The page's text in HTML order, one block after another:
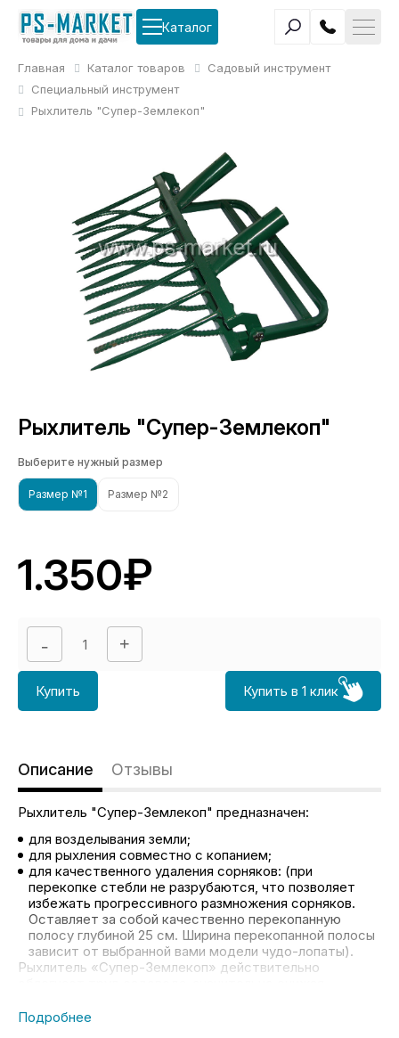
Каталог
Главная Каталог товаров
Садовый инструмент
Специальный инструмент
Рыхлитель "Супер-Землекоп"
Рыхлитель "Супер-Землекоп"
Выберите нужный размер
Размер №1 Размер №2
1.350₽
Купить Купить в 1 клик
Описание Отзывы
Рыхлитель "Супер-Землекоп" предназначен:
для возделывания земли;
для рыхления совместно с копанием;
для качественного удаления сорняков: (при
перекопке стебли не разрубаются, что позволяет
избежать прогрессивного размножения сорняков.
Оставляет за собой качественно перекопанную
полосу глубиной 25 см. Ширина перекопанной полосы
зависит от выбранной вами модели чудо-лопаты).
Рыхлитель «Супер-Землекоп» действительно
Производительность перекопки значительно